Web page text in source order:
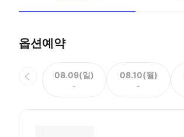
옵션예약
08.09(일)
-
08.10(월)
-